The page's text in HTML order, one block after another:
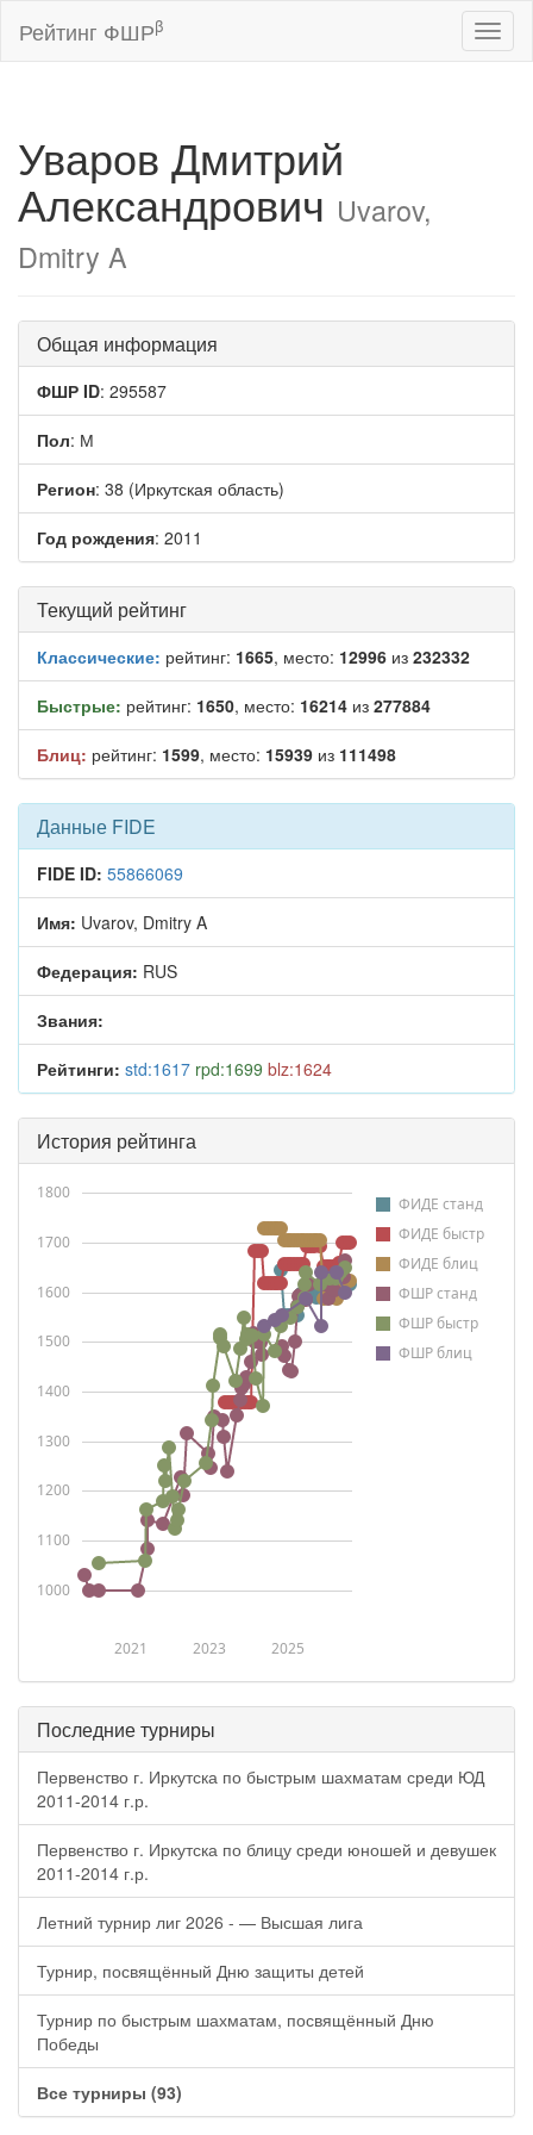
Рейтинг ФШРβ
Уваров Дмитрий
Александрович Uvarov,
Dmitry A
Общая информация
ФШР ID: 295587
Пол: М
Регион: 38 (Иркутская область)
Год рождения: 2011
Текущий рейтинг
Классические: рейтинг: 1665, место: 12996 из 232332
Быстрые: рейтинг: 1650, место: 16214 из 277884
Блиц: рейтинг: 1599, место: 15939 из 111498
Данные FIDE
FIDE ID: 55866069
Имя: Uvarov, Dmitry A
Федерация: RUS
Звания:
Рейтинги: std:1617 rpd:1699 blz:1624
История рейтинга
ФИДЕ станд
ФИДЕ быстр
ФИДЕ блиц
ФШР станд
ФШР быстр
ФШР блиц
2021 2023 2025
1000
1100
1200
1300
1400
1500
1600
1700
1800
Последние турниры
Первенство г. Иркутска по быстрым шахматам среди ЮД
2011-2014 г.р.
Первенство г. Иркутска по блицу среди юношей и девушек
2011-2014 г.р.
Летний турнир лиг 2026 - — Высшая лига
Турнир, посвящённый Дню защиты детей
Турнир по быстрым шахматам, посвящённый Дню
Победы
Все турниры (93)